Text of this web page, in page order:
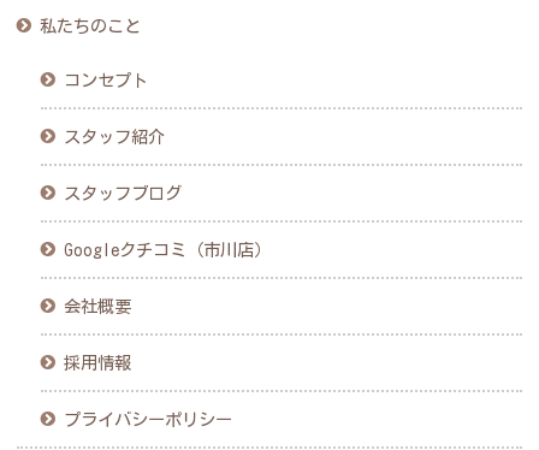
私たちのこと
コンセプト
スタッフ紹介
スタッフブログ
Googleクチコミ（市川店）
会社概要
採用情報
プライバシーポリシー